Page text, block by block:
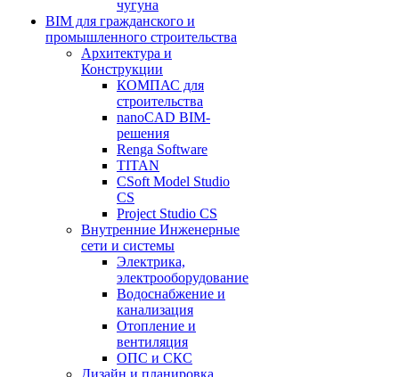
чугуна
BIM для гражданского и
промышленного строительства
Архитектура и
Конструкции
КОМПАС для
строительства
nanoCAD BIM-
решения
Renga Software
TITAN
CSoft Model Studio
CS
Project Studio CS
Внутренние Инженерные
сети и системы
Электрика,
электрооборудование
Водоснабжение и
канализация
Отопление и
вентиляция
ОПС и СКС
Дизайн и планировка